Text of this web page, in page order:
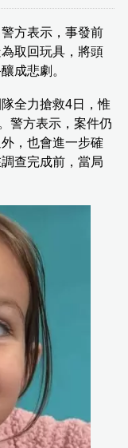
方表示，事發前
取回玩具，將頭
成悲劇。
全力搶救4日，惟
警方表示，案件仍
，也會進一步確
查完成前，當局